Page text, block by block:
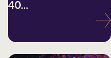
40...